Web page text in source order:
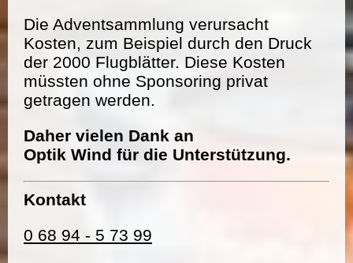
Die Adventsammlung verursacht
Kosten, zum Beispiel durch den Druck
der 2000 Flugblätter. Diese Kosten
müssten ohne Sponsoring privat
getragen werden.
Daher vielen Dank an
Optik Wind für die Unterstützung.
Kontakt
0 68 94 - 5 73 99